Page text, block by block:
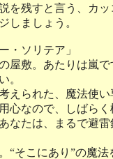
を残すと言う、カ
しましょう。
・ソリテア」
屋敷。あたりは嵐で
。
えられた、魔法使
心なので、しばら
なたは、まるで避
“そこにあり”の魔